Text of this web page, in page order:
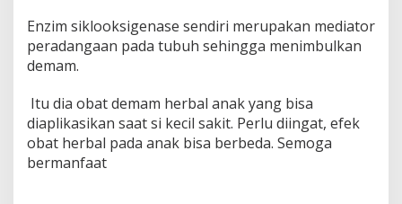
Enzim siklooksigenase sendiri merupakan mediator
peradangaan pada tubuh sehingga menimbulkan
demam.
Itu dia obat demam herbal anak yang bisa
diaplikasikan saat si kecil sakit. Perlu diingat, efek
obat herbal pada anak bisa berbeda. Semoga
bermanfaat